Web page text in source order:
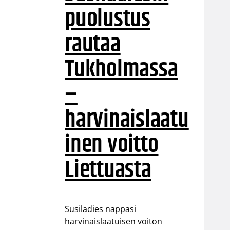
puolustus
rautaa
Tukholmassa
–
harvinaislaatu
inen voitto
Liettuasta
Susiladies nappasi
harvinaislaatuisen voiton